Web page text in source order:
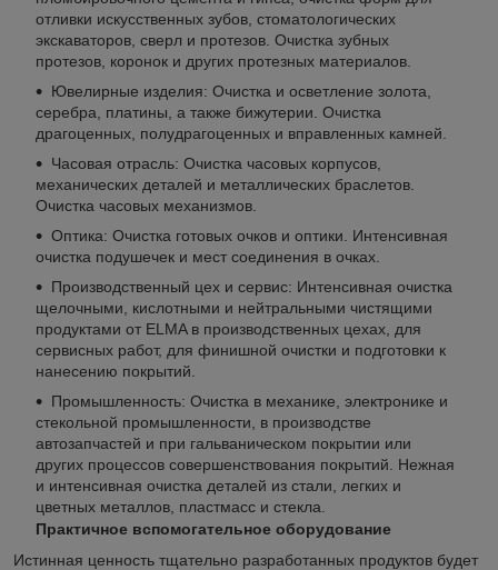
отливки искусственных зубов, стоматологических
экскаваторов, сверл и протезов. Очистка зубных
протезов, коронок и других протезных материалов.
Ювелирные изделия: Очистка и осветление золота,
серебра, платины, а также бижутерии. Очистка
драгоценных, полудрагоценных и вправленных камней.
Часовая отрасль: Очистка часовых корпусов,
механических деталей и металлических браслетов.
Очистка часовых механизмов.
Оптика: Очистка готовых очков и оптики. Интенсивная
очистка подушечек и мест соединения в очках.
Производственный цех и сервис: Интенсивная очистка
щелочными, кислотными и нейтральными чистящими
продуктами от ELMA в производственных цехах, для
сервисных работ, для финишной очистки и подготовки к
нанесению покрытий.
Промышленность: Очистка в механике, электронике и
стекольной промышленности, в производстве
автозапчастей и при гальваническом покрытии или
других процессов совершенствования покрытий. Нежная
и интенсивная очистка деталей из стали, легких и
цветных металлов, пластмасс и стекла.
Практичное вспомогательное оборудование
Истинная ценность тщательно разработанных продуктов будет